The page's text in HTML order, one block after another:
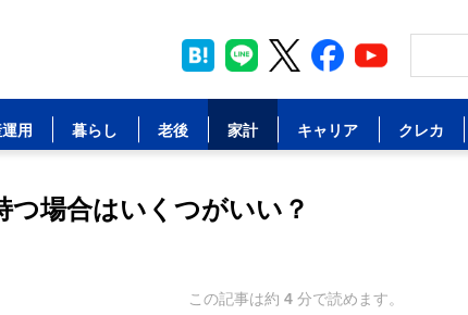
用 暮らし 老後 家計 キャリア クレカ
つ場合はいくつがいい？
この記事は約 4 分で読めます。